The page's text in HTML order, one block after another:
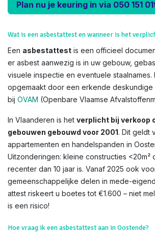
Plan nu je keuring in via 050 151
Wat is een asbestattest en wanneer is het
Een asbestattest is een officieel
er asbest aanwezig is in uw gebouw,
visuele inspectie en eventuele staalnames.
opgemaakt door een erkende
bij OVAM (Openbare Vlaamse
In Vlaanderen is het verplicht bij verkoop
gebouwen gebouwd voor 2001. Dit geldt
appartementen en handelspanden in
Uitzonderingen: kleine constructies <20m²
recenter dan 10 jaar is. Vanaf 2025 ook
gemeenschappelijke delen in mede-
attest riskeert u boetes tot €1.600 – niet
is een risico!​
Hoe vraag ik een asbestattest aan in Oostende?